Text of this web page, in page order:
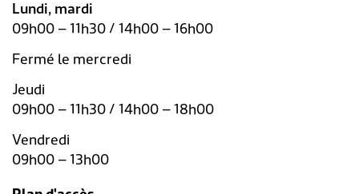
Lundi, mardi
09h00 – 11h30 / 14h00 – 16h00
Fermé le mercredi
Jeudi
09h00 – 11h30 / 14h00 – 18h00
Vendredi
09h00 – 13h00